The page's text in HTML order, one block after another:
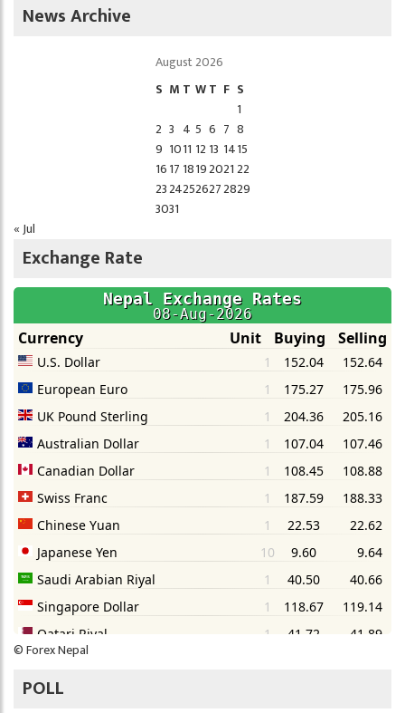
News Archive
August 2026
S M T WT F S
1
2 3 4 5 6 7 8
9 1011 12 13 1415
1617 1819202122
23242526272829
3031
« Jul
Exchange Rate
©Forex Nepal
POLL